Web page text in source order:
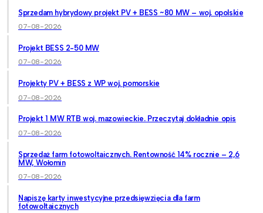
Sprzedam hybrydowy projekt PV + BESS ~80 MW – woj. opolskie
07-08-2026
Projekt BESS 2-50 MW
07-08-2026
Projekty PV + BESS z WP woj. pomorskie
07-08-2026
Projekt 1 MW RTB woj. mazowieckie. Przeczytaj dokładnie opis
07-08-2026
Sprzedaż farm fotowoltaicznych. Rentowność 14% rocznie – 2,6
MW, Wołomin
07-08-2026
Napiszę karty inwestycyjne przedsięwzięcia dla farm
fotowoltaicznych